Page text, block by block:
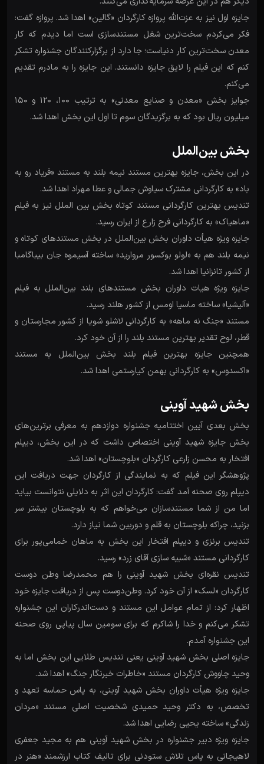
جایزه اول نیز به عزت‌الله پروازه کارگردان «گالین» اهدا شد. پروازه گفت:
فکر می‌کردم سخت‌ترین شغل مستندسازی است اما دیدم که کار
معدن سخت‌ترین کار دنیاست؛ جا دارد از برگزارکنندگان جشنواره تشکر
کنم که این فیلم را لایق جایزه دانستند. این جایزه را به مادرم تقدیم
می‌کنم.
جوایز بخش «معدن و صنایع معدنی» به ترتیب ۱۰۰، ۱۲۰ و ۱۵۰
میلیون ریال بود که به برگزیدگان سوم تا اول این بخش اهدا شد.
بخش بین‌الملل
در این بخش، جایزه بهترین مستند نیمه بلند به مستند «فریاد رو به
باد» به کارگردانی مشترک سیاوش جمالی و عطا مهراد اهدا شد.
تندیس بهترین کارگردانی مستند کوتاه بخش بین الملل نیز به فیلم
«ماهیاک» به کارگردانی فرح زارع از ایران رسید.
جایزه ویژه هیأت داوران بخش بین‌الملل در بخش مستندهای کوتاه و
نیمه بلند هم به «لولو بوکسور مروارید» ساخته آسیموه جان بیباگامبا
از کشور تانزانیا اهدا شد.
جایزه ویژه هیات داوران بخش مستندهای ‌بلند بین‌الملل به فیلم
«آلیشیا» ساخته ماسیا اومس از کشور هلند رسید.
مستند «جنگ نه ماهه» به کارگردانی لاشلو شویا از کشور مجارستان و
قطر، لوح تقدیر بهترین مستند بلند را از آن خود کرد.
همچنین جایزه بهترین فیلم بلند بخش بین‌الملل به مستند
«اکسدوس» به کارگردانی بهمن کیارستمی اهدا شد.
بخش شهید آوینی
بخش بعدی آیین اختتامیه جشنواره دوازدهم به معرفی برترین‌های
بخش جایزه شهید آوینی اختصاص داشت که در این بخش، دیپلم
افتخار به محسن زارعی کارگردان «بلوچستان» اهدا شد.
پژوهشگر این فیلم که به نمایندگی از کارگردان جهت دریافت این
دیپلم روی صحنه آمد گفت: کارگردان این اثر به دلایلی نتوانست بیاید
اما من از شما مستندسازان می‌خواهم که به بلوچستان بیشتر سر
بزنید، چراکه بلوچستان به قلم و دوربین شما نیاز دارد.
تندیس برنزی و دیپلم افتخار این بخش به ماهان خمامی‌پور برای
کارگردانی مستند «شبیه سازی آقای زرد» رسید.
تندیس نقره‌ای بخش شهید آوینی را هم محمدرضا وطن دوست
کارگردان «لسک» از آن خود کرد. وطن‌دوست پس از دریافت جایزه خود
اظهار کرد: از تمام عوامل این مستند و دست‌اندرکاران این جشنواره
تشکر می‌کنم و خدا را شاکرم که برای سومین سال پیاپی روی صحنه
این جشنواره آمدم.
جایزه اصلی بخش شهید آوینی یعنی تندیس طلایی این بخش اما به
وحید چاووش کارگردان مستند «خاطرات خبرنگار جنگ» اهدا شد.
جایزه ویژه هیأت داوران بخش شهید آوینی، به پاس حماسه تعهد و
تخصص، به دکتر وحید حمیدی شخصیت اصلی مستند «مردان
زندگی» ساخته یحیی رضایی اهدا شد.
جایزه ویژه دبیر جشنواره در بخش شهید آوینی هم به مجید جعفری
لاهیجانی به پاس تلاش ستودنی برای تالیف کتاب ارزشمند «هنر در